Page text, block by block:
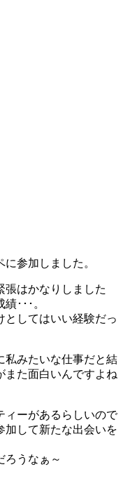
参加しました。
張はかなりしました
･･･。
としてはいい経験だっ
私みたいな仕事だと結
また面白いんですよね
ィーがあるらしいので
加して新たな出会いを
ろうなぁ～